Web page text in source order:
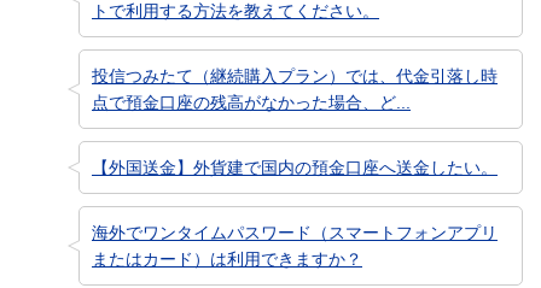
トで利用する方法を教えてください。
投信つみたて（継続購入プラン）では、代金引落し時
点で預金口座の残高がなかった場合、ど...
【外国送金】外貨建で国内の預金口座へ送金したい。
海外でワンタイムパスワード（スマートフォンアプリ
またはカード）は利用できますか？